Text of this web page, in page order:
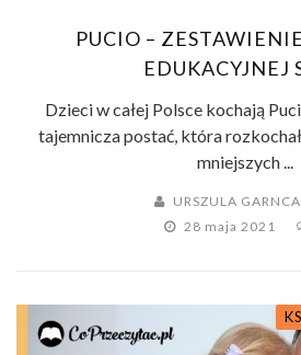
PUCIO –
EDUKACYJNEJ
Dzieci w całej Polsce kochają
tajemnicza postać, która
mniejszych ...
URSZULA
28 maja 2021